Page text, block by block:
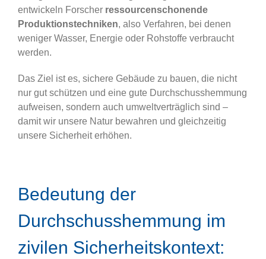
entwickeln Forscher ressourcenschonende
Produktionstechniken, also Verfahren, bei denen
weniger Wasser, Energie oder Rohstoffe verbraucht
werden.
Das Ziel ist es, sichere Gebäude zu bauen, die nicht
nur gut schützen und eine gute Durchschusshemmung
aufweisen, sondern auch umweltverträglich sind –
damit wir unsere Natur bewahren und gleichzeitig
unsere Sicherheit erhöhen.
Bedeutung der
Durchschusshemmung im
zivilen Sicherheitskontext: